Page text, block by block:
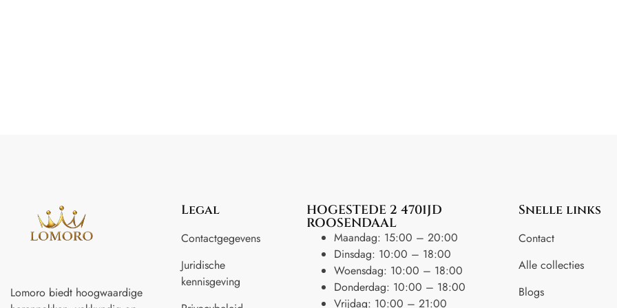
Lomoro biedt hoogwaardige
Legal
Contactgegevens
Juridische
kennisgeving
HOGESTEDE 2 4701JD
ROOSENDAAL
Maandag: 15:00 – 20:00
Dinsdag: 10:00 – 18:00
Woensdag: 10:00 – 18:00
Donderdag: 10:00 – 18:00
Vrijdag: 10:00 – 21:00
Snelle links
Contact
Alle collecties
Blogs